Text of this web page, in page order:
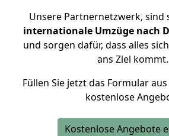
Unsere Partnernetzwerk, sind
internationale Umzüge nach
und sorgen dafür, dass alles
ans Ziel kommt.
Füllen Sie jetzt das Formular
kostenlose
Kostenlose Angebote